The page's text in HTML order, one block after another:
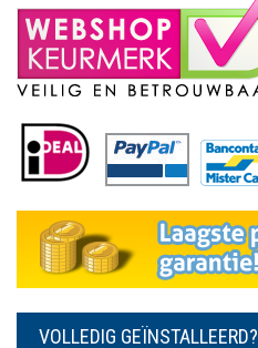
VOLLEDIG GEÏNSTALLEERD?